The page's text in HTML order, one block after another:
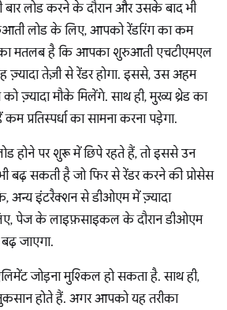
लोड करने के दौरान और उसके बाद भी
लोड के लिए, आपको रेंडरिंग का कम
मतलब है कि आपका शुरुआती एचटीएमएल
ज़्यादा तेज़ी से रेंडर होगा. इससे, उस अहम
ज़्यादा मौके मिलेंगे. साथ ही, मुख्य थ्रेड का
प्रतिस्पर्धा का सामना करना पड़ेगा.
होने पर शुरू में छिपे रहते हैं, तो इससे उन
बढ़ सकती है जो फिर से रेंडर करने की प्रोसेस
अन्य इंटरैक्शन से डीओएम में ज़्यादा
पेज के लाइफ़साइकल के दौरान डीओएम
जाएगा.
जोड़ना मुश्किल हो सकता है. साथ ही,
होते हैं. अगर आपको यह तरीका